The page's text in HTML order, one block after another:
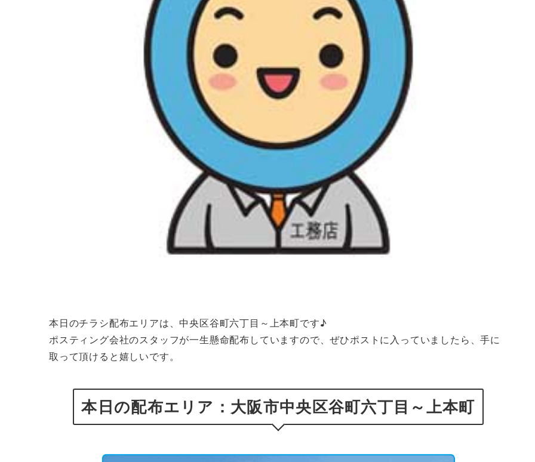
本日のチラシ配布エリアは、中央区谷町六丁目～上本町です♪
ポスティング会社のスタッフが一生懸命配布していますので、ぜひポストに入っていましたら、手に
取って頂けると嬉しいです。
本日の配布エリア：大阪市中央区谷町六丁目～上本町